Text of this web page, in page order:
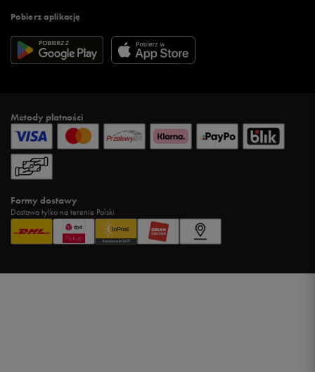
Pobierz aplikację
Metody płatności
Formy dostawy
Dostawa tylko na terenie Polski